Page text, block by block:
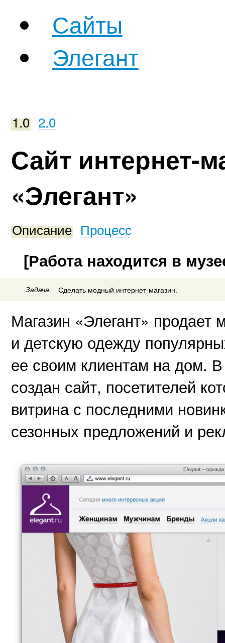
Сайты
Элегант
1.0 2.0
Сайт интернет-
«Элегант»
Описание Процесс
[Работа находится в
Задача. Сделать модный интернет-магазин.
Магазин «Элегант»
и детскую одежду
ее своим клиентам на дом.
создан сайт, посетителей
витрина с последними
сезонных предложений и